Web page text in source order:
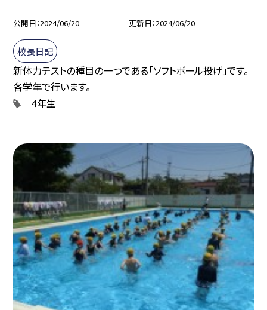
公開日 2024/06/20 更新日 2024/06/20
校長日記
新体力テストの種目の一つである「ソフトボール投げ」です。
各学年で行います。
４年生